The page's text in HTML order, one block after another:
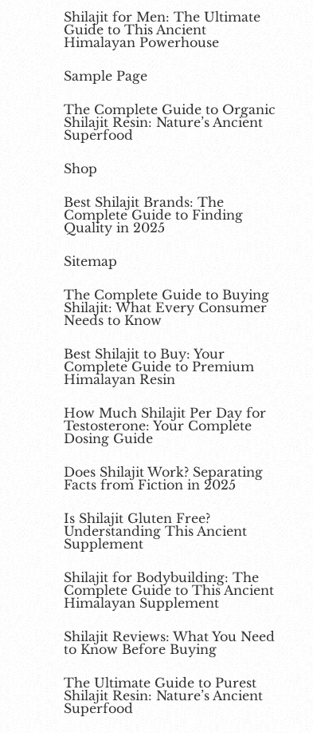
Shilajit for Men: The Ultimate
Guide to This Ancient
Himalayan Powerhouse
Sample Page
The Complete Guide to Organic
Shilajit Resin: Nature’s Ancient
Superfood
Shop
Best Shilajit Brands: The
Complete Guide to Finding
Quality in 2025
Sitemap
The Complete Guide to Buying
Shilajit: What Every Consumer
Needs to Know
Best Shilajit to Buy: Your
Complete Guide to Premium
Himalayan Resin
How Much Shilajit Per Day for
Testosterone: Your Complete
Dosing Guide
Does Shilajit Work? Separating
Facts from Fiction in 2025
Is Shilajit Gluten Free?
Understanding This Ancient
Supplement
Shilajit for Bodybuilding: The
Complete Guide to This Ancient
Himalayan Supplement
Shilajit Reviews: What You Need
to Know Before Buying
The Ultimate Guide to Purest
Shilajit Resin: Nature’s Ancient
Superfood